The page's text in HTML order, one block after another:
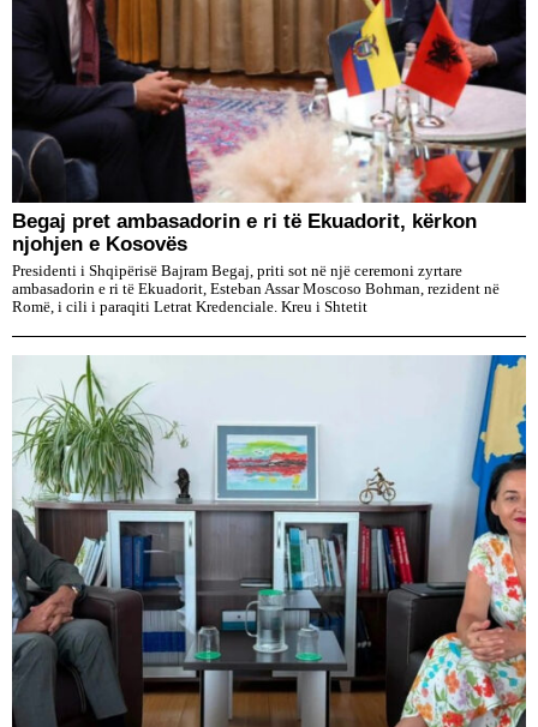
​Begaj pret ambasadorin e ri të Ekuadorit, kërkon
njohjen e Kosovës
Presidenti i Shqipërisë Bajram Begaj, priti sot në një ceremoni zyrtare
ambasadorin e ri të Ekuadorit, Esteban Assar Moscoso Bohman, rezident në
Romë, i cili i paraqiti Letrat Kredenciale. Kreu i Shtetit